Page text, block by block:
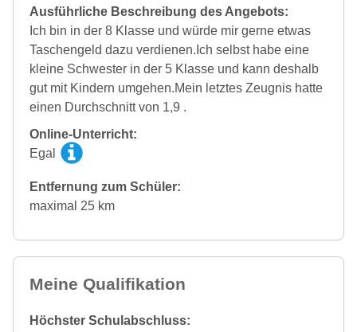
Ausführliche Beschreibung des Angebots:
Ich bin in der 8 Klasse und würde mir gerne etwas
Taschengeld dazu verdienen.Ich selbst habe eine
kleine Schwester in der 5 Klasse und kann deshalb
gut mit Kindern umgehen.Mein letztes Zeugnis hatte
einen Durchschnitt von 1,9 .
Online-Unterricht:
Egal
Entfernung zum Schüler:
maximal 25 km
Meine Qualifikation
Höchster Schulabschluss: